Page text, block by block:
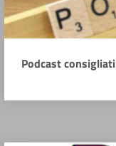
Podcast consigliati